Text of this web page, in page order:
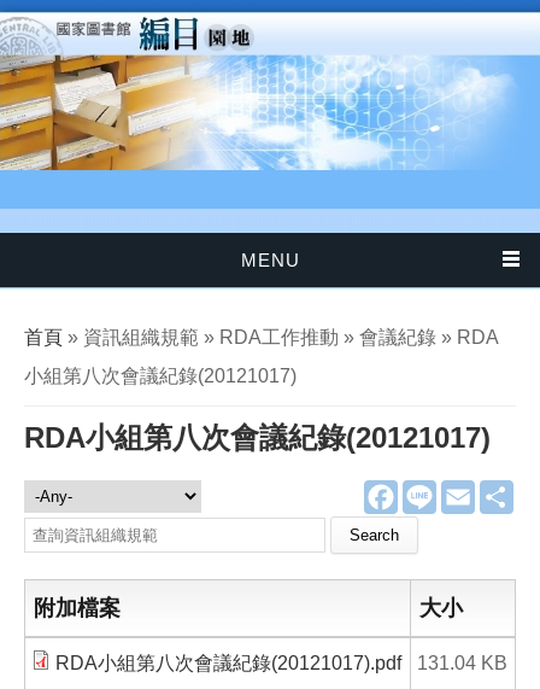
移至主內容
MENU
您在這裡
首頁 » 資訊組織規範 » RDA工作推動 » 會議紀錄 » RDA
小組第八次會議紀錄(20121017)
RDA小組第八次會議紀錄(20121017)
F
a
e
o
L
E
m
資訊組織規範
Search this site
附加檔案 大小
RDA小組第八次會議紀錄(20121017).pdf 131.04 KB